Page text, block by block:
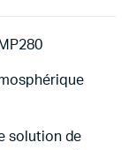
solution de